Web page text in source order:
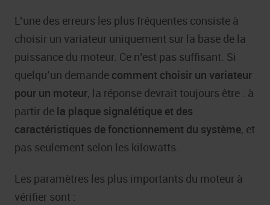
L’une des erreurs les plus fréquentes consiste à
choisir un variateur uniquement sur la base de la
puissance du moteur. Ce n’est pas suffisant. Si
quelqu’un demande comment choisir un variateur
pour un moteur, la réponse devrait toujours être : à
partir de la plaque signalétique et des
caractéristiques de fonctionnement du système, et
pas seulement selon les kilowatts.
Les paramètres les plus importants du moteur à
vérifier sont :